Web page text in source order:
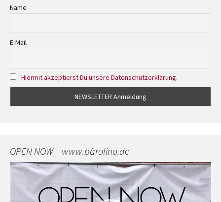
Name
E-Mail
Hiermit akzeptierst Du unsere Datenschutzerklärung.
OPEN NOW – www.bärolino.de
Video-